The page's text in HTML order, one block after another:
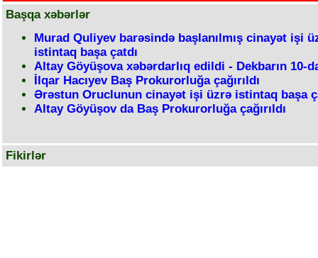
Başqa xəbərlər
Murad Quliyev barəsində başlanılmış cinayət işi
istintaq başa çatdı
Altay Göyüşova xəbərdarlıq edildi - Dekbarın 10-
İlqar Hacıyev Baş Prokurorluğa çağırıldı
Ərəstun Oruclunun cinayət işi üzrə istintaq başa
Altay Göyüşov da Baş Prokurorluğa çağırıldı
Fikirlər